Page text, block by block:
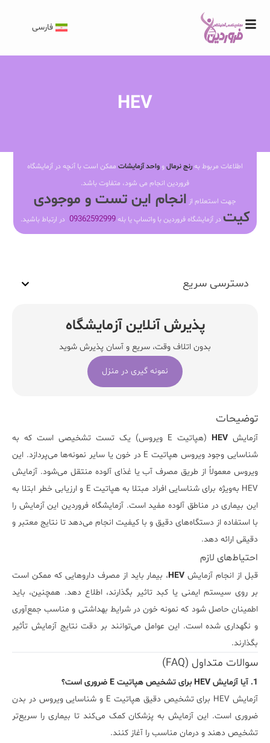
فارسی
HEV
اطلاعات مربوط بهرنج نرمالو واحد آزمایشات ممکن است با آنچه در آزمایشگاه
فروردین انجام می شود، متفاوت باشد.
جهت استعلام از انجام این تست و موجودی
کیت در آزمایشگاه فروردین با واتساپ یا بله09362592999 در ارتباط باشید.
توضیحات
آزمایش HEV
(هپاتیت E ویروس) یک تست تشخیصی است که به
شناسایی وجود ویروس هپاتیت E در خون یا سایر نمونه‌ها می‌پردازد. این
ویروس معمولاً از طریق مصرف آب یا غذای آلوده منتقل می‌شود. آزمایش
HEV به‌ویژه برای شناسایی افراد مبتلا به هپاتیت E و ارزیابی خطر ابتلا به
این بیماری در مناطق آلوده مفید است.آزمایشگاه فروردیناین آزمایش را
با استفاده از دستگاه‌های دقیق و با کیفیت انجام می‌دهد تا نتایج معتبر و
دقیقی ارائه دهد.
احتیاط‌های لازم
قبل از انجام آزمایش HEV، بیمار باید از مصرف داروهایی که ممکن است
بر روی سیستم ایمنی یا کبد تاثیر بگذارند، اطلاع دهد. همچنین، باید
اطمینان حاصل شود که نمونه خون در شرایط بهداشتی و مناسب جمع‌آوری
و نگهداری شده است. این عوامل می‌توانند بر دقت نتایج آزمایش تأثیر
بگذارند.
سوالات متداول (FAQ)
1. آیا آزمایش HEV برای تشخیص هپاتیت E ضروری است؟
آزمایش HEV برای تشخیص دقیق هپاتیت E و شناسایی ویروس در بدن
ضروری است. این آزمایش به پزشکان کمک می‌کند تا بیماری را سریع‌تر
تشخیص دهند و درمان مناسب را آغاز کنند.
دسترسی سریع
پذیرش آنلاین آزمایشگاه
بدون اتلاف وقت، سریع و آسان پذیرش شوید
نمونه گیری در منزل